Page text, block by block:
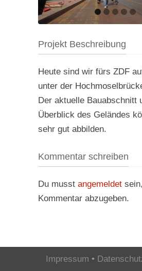
Projekt Beschreibung
Heute sind wir fürs ZDF
unter der
Der aktuelle Bauabschnitt
Überblick des Geländes
sehr gut abbilden.
Kommentar schreiben
Du musst angemeldet
Kommentar abzugeben.
Impressum •